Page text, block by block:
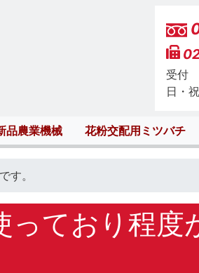
受付
日・
品農業機械 花粉交配用ミツバチ
す。
ており程度